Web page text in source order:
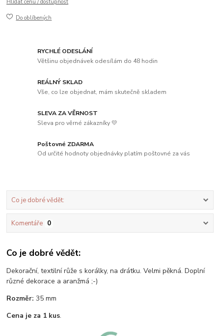
Hlídat cenu / dostupnost
Do oblíbených
RYCHLÉ ODESLÁNÍ
Většinu objednávek odesílám do 48 hodin
REÁLNÝ SKLAD
Vše, co lze objednat, mám skutečně skladem
SLEVA ZA VĚRNOST
Sleva pro věrné zákazníky 💛
Poštovné ZDARMA
Od určité hodnoty objednávky platím poštovné za vás
Co je dobré vědět:
Komentáře 0
Co je dobré vědět:
Dekorační, textilní růže s korálky, na drátku. Velmi pěkná. Doplní
různé dekorace a aranžmá ;-)
Rozměr: 35 mm
Cena je za 1 kus.